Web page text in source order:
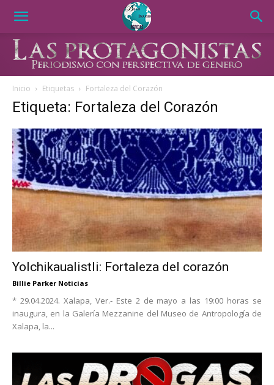
Inicio Etiquetas Fortaleza del Corazón
Etiqueta: Fortaleza del Corazón
Yolchikaualistli: Fortaleza del corazón
Billie Parker Noticias
* 29.04.2024. Xalapa, Ver.- Este 2 de mayo a las 19:00 horas se
inaugura, en la Galería Mezzanine del Museo de Antropología de
Xalapa, la...